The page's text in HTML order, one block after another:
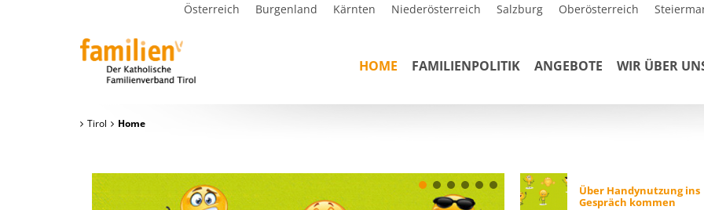
Österreich Burgenland Kärnten Niederösterreich Salzburg Oberösterreich
HOME FAMILIENPOLITIK ANGEBOTE WIR ÜBER
Tirol Home
Über Handynutzung ins
Gespräch kommen